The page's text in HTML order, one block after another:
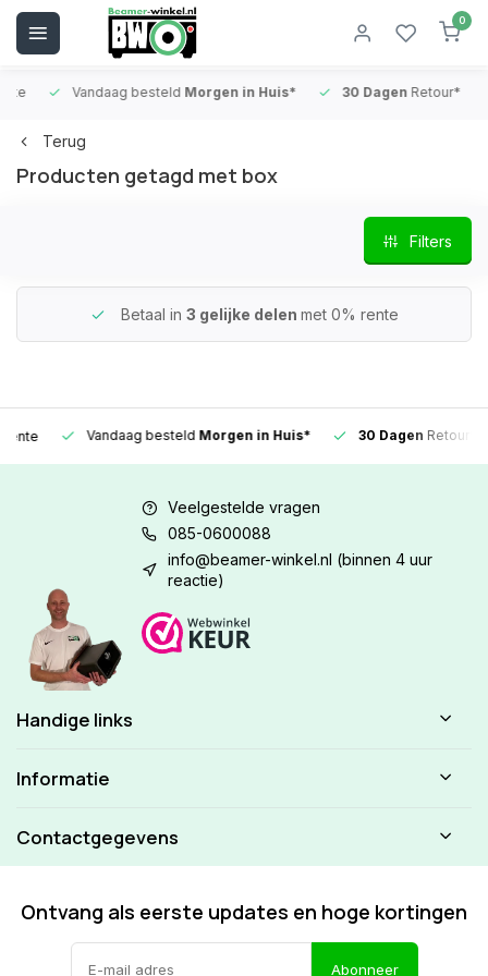
0
Vandaag besteldMorgen in Huis* 30 DagenRetour*
Terug
Producten getagd met box
Filters
Betaal in 3 gelijke delen met 0% rente
Vandaag besteldMorgen in Huis* 30 DagenRetour*
Veelgestelde vragen
085-0600088
info@beamer-winkel.nl (binnen 4 uur
reactie)
Handige links
Informatie
Contactgegevens
Ontvang als eerste updates en hoge kortingen
Abonneer